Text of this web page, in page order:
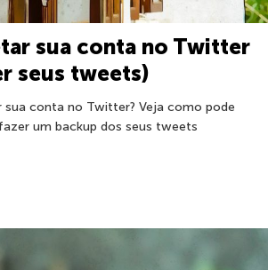
sua conta no Twitter
seus tweets)
sua conta no Twitter? Veja como pode
um backup dos seus tweets